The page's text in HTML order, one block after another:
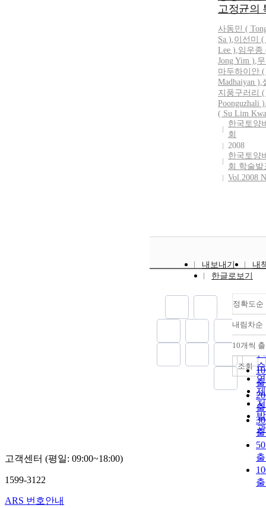
고정균의
사동민 (
Sa ),이선미 (
Lee ),임우종
Jong Yim ),
마두하이안
Madhaiyan ),
지풍구러리 (
Poonguzhali )
( Su Lim
한국토양
회
2008
한국토양
회 학술발
Vol.2008
내보내기
내
한글로보기
정확도순
순
순
내림차순
10개씩
조회
고객센터 (평일: 09:00~18:00)
1599-3122
ARS 번호안내